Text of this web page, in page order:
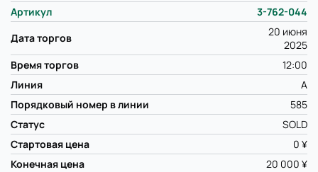
Артикул
3-762-044
Дата торгов
20 июня
2025
Время торгов
12:00
Линия
A
Порядковый номер в линии
585
Статус
SOLD
Стартовая цена
0 ¥
Конечная цена
20 000 ¥